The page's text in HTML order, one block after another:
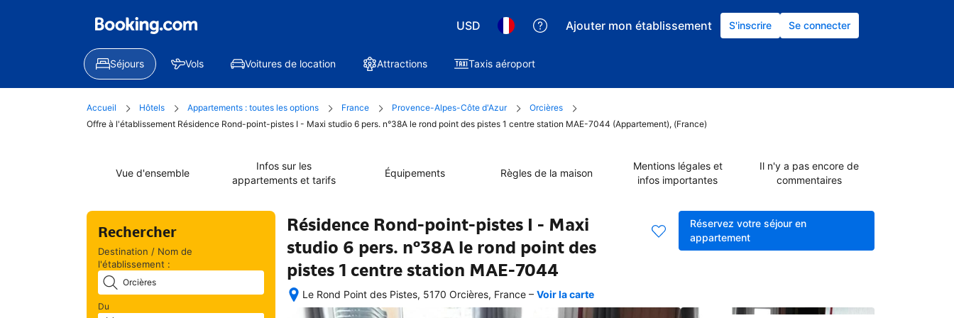
USD Ajouter mon établissement S'inscrire Se connecter
Séjours Vols Voitures de location Attractions Taxis aéroport
Accueil Hôtels Appartements : toutes les options France Provence-Alpes-Côte d'Azur
Orcières
Offre à l'établissement Résidence Rond-point-pistes I - Maxi studio 6 pers. n°38A le rond point des pistes 1 centre station MAE-7044 (Appartement), (France)
Vue d'ensemble
Infos sur les
appartements et tarifs
Équipements Règles de la maison
Mentions légales et
infos importantes
Il n'y a pas encore de
commentaires
Rechercher
Destination / Nom de
l'établissement :
Du
Réservez votre séjour en
appartement
Résidence Rond-point-pistes I - Maxi
studio 6 pers. n°38A le rond point des
pistes 1 centre station MAE-7044
Le Rond Point des Pistes, 5170 Orcières, France
Une
– Voir la carte